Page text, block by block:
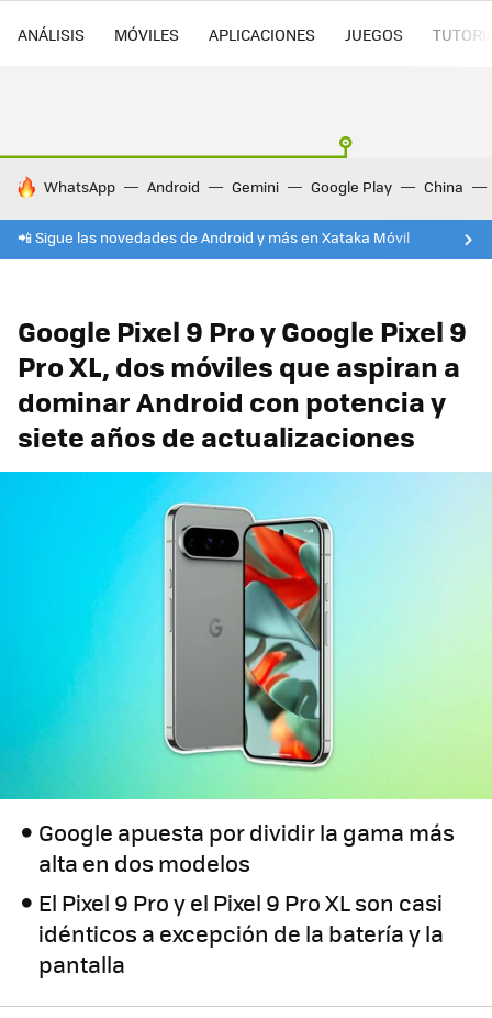
ANÁLISIS MÓVILES APLICACIONES JUEGOS
HOY SE HABLA DE
WhatsApp Android Gemini Google Play China
📲 Sigue las novedades de Android y más en Xataka Móvil
Google Pixel 9 Pro y Google Pixel 9
Pro XL, dos móviles que aspiran a
dominar Android con potencia y
siete años de actualizaciones
Google apuesta por dividir la gama más
alta en dos modelos
El Pixel 9 Pro y el Pixel 9 Pro XL son casi
idénticos a excepción de la batería y la
pantalla